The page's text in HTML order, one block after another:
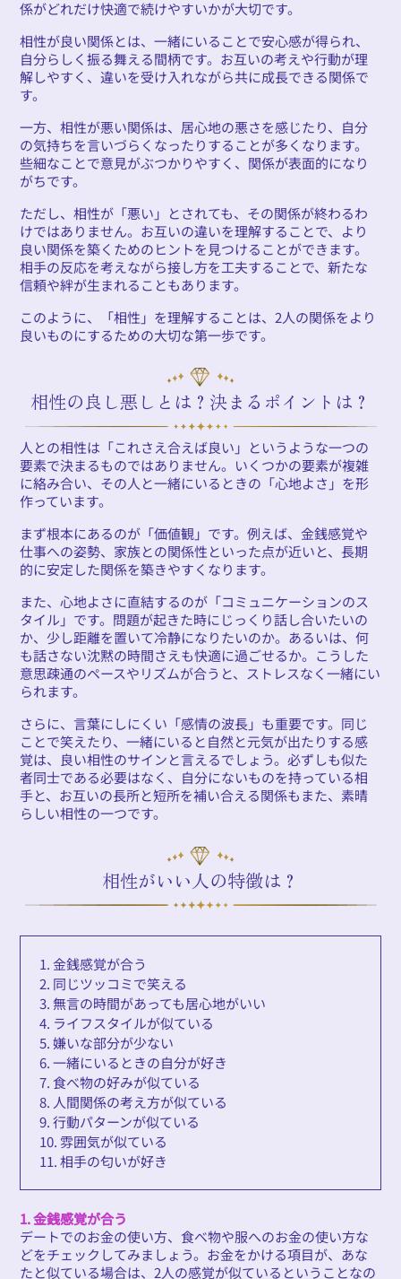
係がどれだけ快適で続けやすいかが大切です。
相性が良い関係とは、一緒にいることで安心感が得られ、
自分らしく振る舞える間柄です。お互いの考えや行動が理
解しやすく、違いを受け入れながら共に成長できる関係で
す。
一方、相性が悪い関係は、居心地の悪さを感じたり、自分
の気持ちを言いづらくなったりすることが多くなります。
些細なことで意見がぶつかりやすく、関係が表面的になり
がちです。
ただし、相性が「悪い」とされても、その関係が終わるわ
けではありません。お互いの違いを理解することで、より
良い関係を築くためのヒントを見つけることができます。
相手の反応を考えながら接し方を工夫することで、新たな
信頼や絆が生まれることもあります。
このように、「相性」を理解することは、2人の関係をより
良いものにするための大切な第一歩です。
相性の良し悪しとは？決まるポイントは？
人との相性は「これさえ合えば良い」というような一つの
要素で決まるものではありません。いくつかの要素が複雑
に絡み合い、その人と一緒にいるときの「心地よさ」を形
作っています。
まず根本にあるのが「価値観」です。例えば、金銭感覚や
仕事への姿勢、家族との関係性といった点が近いと、長期
的に安定した関係を築きやすくなります。
また、心地よさに直結するのが「コミュニケーションのス
タイル」です。問題が起きた時にじっくり話し合いたいの
か、少し距離を置いて冷静になりたいのか。あるいは、何
も話さない沈黙の時間さえも快適に過ごせるか。こうした
意思疎通のペースやリズムが合うと、ストレスなく一緒にい
られます。
さらに、言葉にしにくい「感情の波長」も重要です。同じ
ことで笑えたり、一緒にいると自然と元気が出たりする感
覚は、良い相性のサインと言えるでしょう。必ずしも似た
者同士である必要はなく、自分にないものを持っている相
手と、お互いの長所と短所を補い合える関係もまた、素晴
らしい相性の一つです。
相性がいい人の特徴は？
1. 金銭感覚が合う
2. 同じツッコミで笑える
3. 無言の時間があっても居心地がいい
4. ライフスタイルが似ている
5. 嫌いな部分が少ない
6. 一緒にいるときの自分が好き
7. 食べ物の好みが似ている
8. 人間関係の考え方が似ている
9. 行動パターンが似ている
10. 雰囲気が似ている
11. 相手の匂いが好き
1. 金銭感覚が合う
デートでのお金の使い方、食べ物や服へのお金の使い方な
どをチェックしてみましょう。お金をかける項目が、あな
たと似ている場合は、2人の感覚が似ているということなの